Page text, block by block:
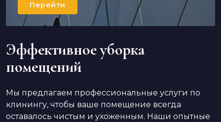
Перейти
Эффективное уборка
помещений
Мы предлагаем профессиональные услуги по
клинингу, чтобы ваше помещение всегда
оставалось чистым и ухоженным. Наши опытные